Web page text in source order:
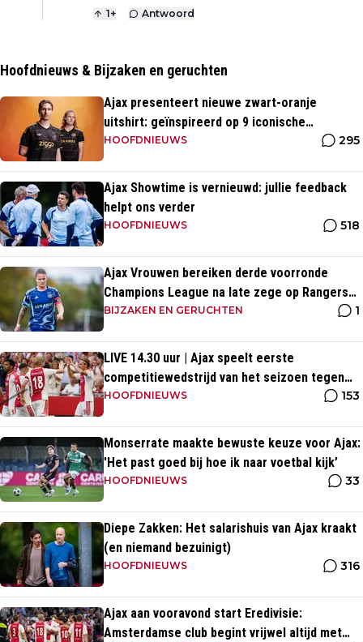
1+ Antwoord
Hoofdnieuws & Bijzaken en geruchten
Ajax presenteert nieuwe zwart-oranje
uitshirt: geïnspireerd op 9 iconische
momenten uit clubhistorie
HOOFDNIEUWS 295
Ajax Showtime is vernieuwd: jullie feedback
helpt ons verder
HOOFDNIEUWS 518
Ajax Vrouwen bereiken derde voorronde
Champions League na late zege op Rangers
FC
BIJZAKEN EN GERUCHTEN 1
LIVE 14.30 uur | Ajax speelt eerste
competitiewedstrijd van het seizoen tegen
PEC Zwolle
HOOFDNIEUWS 153
Monserrate maakte bewuste keuze voor Ajax:
'Het past goed bij hoe ik naar voetbal kijk’
HOOFDNIEUWS 33
Diepe Zakken: Het salarishuis van Ajax kraakt
(en niemand bezuinigt)
HOOFDNIEUWS 316
Ajax aan vooravond start Eredivisie:
Amsterdamse club begint vrijwel altijd met